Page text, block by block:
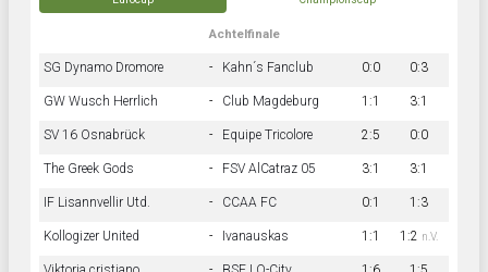
Achtelfinale
SG Dynamo Dromore - Kahn´s Fanclub 0:0 0:3
GW Wusch Herrlich - Club Magdeburg 1:1 3:1
SV 16 Osnabrück - Equipe Tricolore 2:5 0:0
The Greek Gods - FSV AlCatraz 05 3:1 3:1
IF Lisannvellir Utd. - CCAA FC 0:1 1:3
Kollogizer United - Ivanauskas 1:1 1:2 n.V.